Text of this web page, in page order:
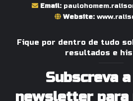
Email:
Website:
Fique por dentro de tudo
resultados e
Subscreva
newsletter para